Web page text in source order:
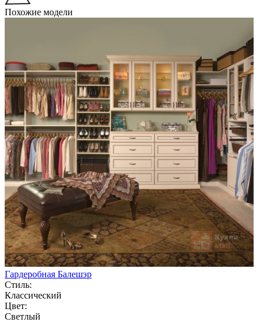
Похожие модели
Гардеробная Балешэр
Стиль:
Классический
Цвет:
Светлый